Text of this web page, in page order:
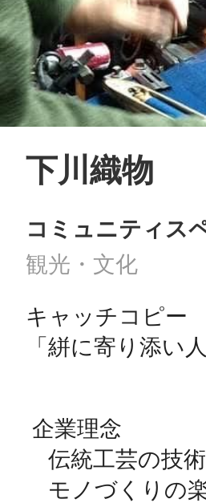
下川織物
コミュニティス
観光・文化
キャッチコピー
「絣に寄り添い
伝統工芸の技
モノづくりの